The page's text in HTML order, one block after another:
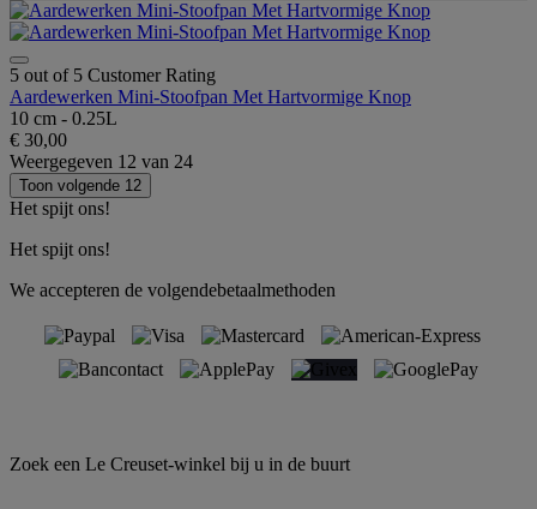
5 out of 5 Customer Rating
Aardewerken Mini-Stoofpan Met Hartvormige Knop
10 cm - 0.25L
€ 30,00
Weergegeven 12 van 24
Toon volgende 12
Het spijt ons!
Het spijt ons!
We accepteren de volgendebetaalmethoden
Zoek een Le Creuset-winkel bij u in de buurt